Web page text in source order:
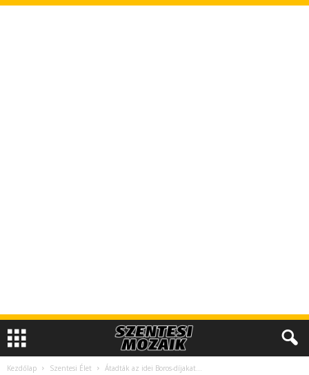
Kezdőlap Szentesi Élet Átadták az idei Boros-díjakat…